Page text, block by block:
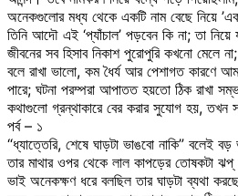
অনেকগুলোর মধ্য থেকে একটি নাম বেছে নিয়ে
তিনি আদৌ এই ‘প্যাঁচাল’ পড়বেন কি না; তা
জীবনের সব হিসাব নিকাশ পুরোপুরি কখনো মেলে
বলে রাখা ভালো, কম ধৈর্য আর পেশাগত কারণে
পারে; ঘটনা পরম্পরা আপাতত হয়তো ঠিক রাখা
কথাগুলো গ্রন্থাকারে বের করার সুযোগ হয়, তখন
পর্ব – ১
“ধ্যাত্তেরি, শেষে ঘাড়টা ভাঙবো নাকি” বলেই
তার মাথার ওপর থেকে লাল কাপড়ের তোষকটা
ভাই অনেকক্ষণ ধরে বলছিল তার ঘাড়টা ব্যথা